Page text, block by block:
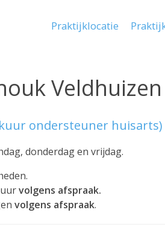
Main
Praktijklocatie
Veldhuizen
ondersteuner huisarts)
donderdag en vrijdag.
volgens afspraak.
volgens afspraak.